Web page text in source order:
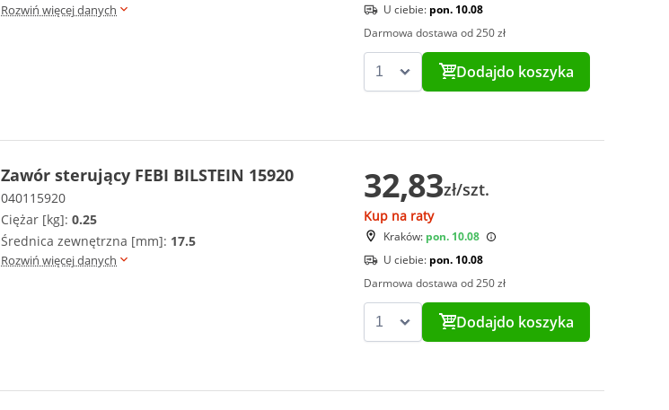
Rozwiń więcej danych
U ciebie: pon. 10.08
Darmowa dostawa od 250 zł
Dodajdo koszyka
Zawór sterujący FEBI BILSTEIN 15920
040115920
Ciężar [kg]: 0.25
Średnica zewnętrzna [mm]: 17.5
Rozwiń więcej danych
32,83zł/szt.
Kup na raty
Kraków: pon. 10.08
U ciebie: pon. 10.08
Darmowa dostawa od 250 zł
Dodajdo koszyka